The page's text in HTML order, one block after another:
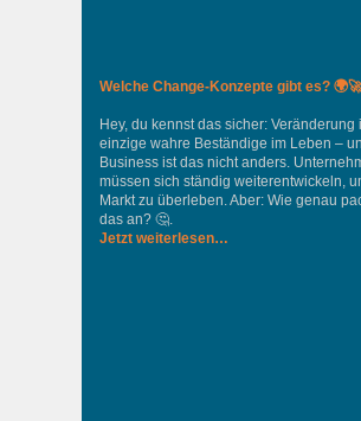
Welche Change-Konzepte gibt es? 🌍🚀
Hey, du kennst das sicher: Veränderung
einzige wahre Beständige im Leben –
Business ist das nicht anders.
müssen sich ständig weiterentwickeln,
Markt zu überleben. Aber: Wie genau
das an? 🤔.
Jetzt weiterlesen…